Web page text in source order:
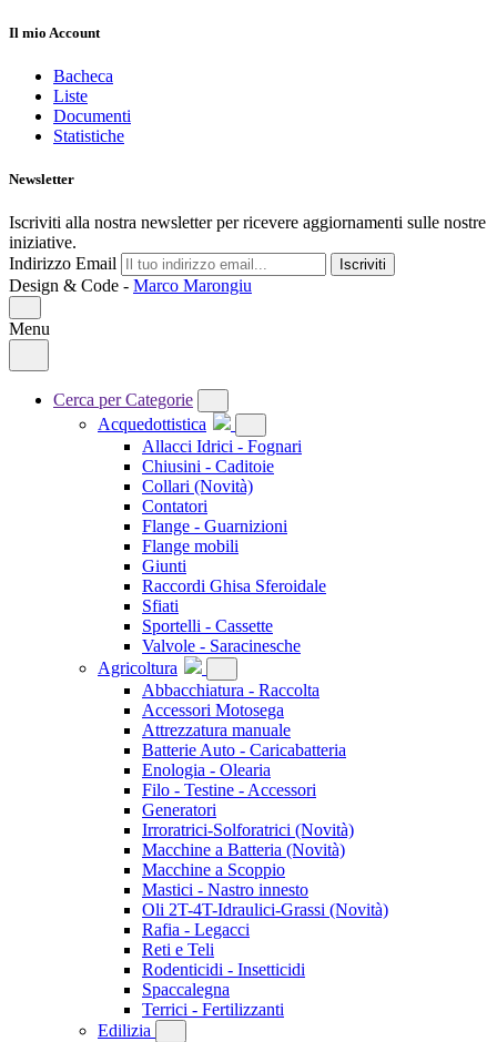
Il mio Account
Bacheca
Liste
Documenti
Statistiche
Newsletter
Iscriviti alla nostra newsletter per ricevere aggiornamenti sulle nostre
iniziative.
Indirizzo Email
Iscriviti
Design & Code - Marco Marongiu
Menu
Cerca per Categorie
Acquedottistica
Allacci Idrici - Fognari
Chiusini - Caditoie
Collari (Novità)
Contatori
Flange - Guarnizioni
Flange mobili
Giunti
Raccordi Ghisa Sferoidale
Sfiati
Sportelli - Cassette
Valvole - Saracinesche
Agricoltura
Abbacchiatura - Raccolta
Accessori Motosega
Attrezzatura manuale
Batterie Auto - Caricabatteria
Enologia - Olearia
Filo - Testine - Accessori
Generatori
Irroratrici-Solforatrici (Novità)
Macchine a Batteria (Novità)
Macchine a Scoppio
Mastici - Nastro innesto
Oli 2T-4T-Idraulici-Grassi (Novità)
Rafia - Legacci
Reti e Teli
Rodenticidi - Insetticidi
Spaccalegna
Terrici - Fertilizzanti
Edilizia